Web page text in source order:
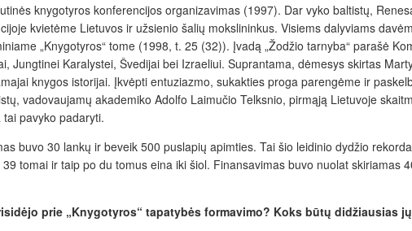
knygotyros konferencijos organizavimas (1997). Dar vyko baltistų,
kvietėme Lietuvos ir užsienio šalių mokslininkus. Visiems dalyviams
„Knygotyros“ tome (1998, t. 25 (32)). Įvadą „Žodžio tarnyba“ parašė
Jungtinei Karalystei, Švedijai bei Izraeliui. Suprantama, dėmesys skirtas
knygos istorijai. Įkvėpti entuziazmo, sukakties proga parengėme ir
vadovaujamų akademiko Adolfo Laimučio Telksnio, pirmąją Lietuvoje
pavyko padaryti.
buvo 30 lankų ir beveik 500 puslapių apimties. Tai šio leidinio dydžio
tomai ir taip po du tomus eina iki šiol. Finansavimas buvo nuolat skiriamas
prie „Knygotyros“ tapatybės formavimo? Koks būtų didžiausias